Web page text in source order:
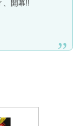
、開幕!!